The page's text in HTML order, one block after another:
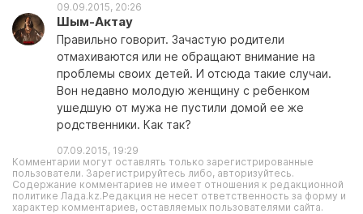
09.09.2015, 20:26
Шым-Актау
Правильно говорит. Зачастую родители
отмахиваются или не обращают внимание на
проблемы своих детей. И отсюда такие случаи.
Вон недавно молодую женщину с ребенком
ушедшую от мужа не пустили домой ее же
родственники. Как так?
07.09.2015, 19:29
Комментарии могут оставлять только зарегистрированные
пользователи. Зарегистрируйтесь либо, авторизуйтесь.
Содержание комментариев не имеет отношения к редакционной
политике Лада.kz.Редакция не несет ответственность за форму и
характер комментариев, оставляемых пользователями сайта.